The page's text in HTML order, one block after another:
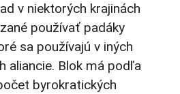
v niektorých krajinách
používať padáky
sa používajú v iných
aliancie. Blok má podľa
byrokratických